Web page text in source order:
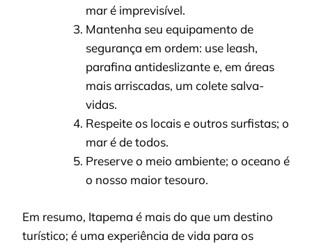
mar é imprevisível.
Mantenha seu equipamento de
segurança em ordem: use leash,
parafina antideslizante e, em áreas
mais arriscadas, um colete salva-
vidas.
Respeite os locais e outros surfistas; o
mar é de todos.
Preserve o meio ambiente; o oceano é
o nosso maior tesouro.
Em resumo, Itapema é mais do que um destino
turístico; é uma experiência de vida para os